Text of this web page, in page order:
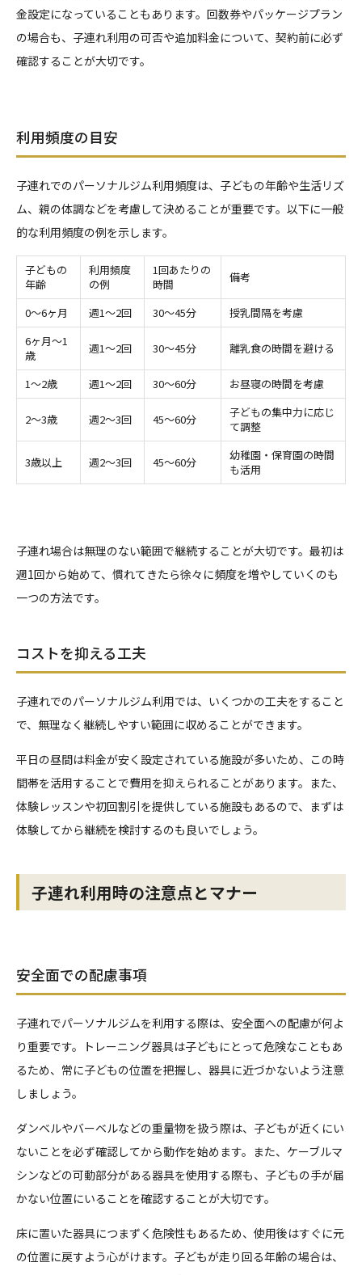
金設定になっていることもあります。回数券やパッケージプラン
の場合も、子連れ利用の可否や追加料金について、契約前に必ず
確認することが大切です。
利用頻度の目安
子連れでのパーソナルジム利用頻度は、子どもの年齢や生活リズ
ム、親の体調などを考慮して決めることが重要です。以下に一般
的な利用頻度の例を示します。
子どもの
年齢
利用頻度
の例
1回あたりの
時間
備考
0～6ヶ月 週1～2回 30～45分
授乳間隔を考慮
6ヶ月～1
歳
週1～2回 30～45分 離乳食の時間を避ける
1～2歳 週1～2回 30～60分 お昼寝の時間を考慮
2～3歳 週2～3回 45～60分
子どもの集中力に応じ
て調整
3歳以上 週2～3回 45～60分
幼稚園・保育園の時間
も活用
子連れ場合は無理のない範囲で継続することが大切です。最初は
週1回から始めて、慣れてきたら徐々に頻度を増やしていくのも
一つの方法です。
コストを抑える工夫
子連れでのパーソナルジム利用では、いくつかの工夫をすること
で、無理なく継続しやすい範囲に収めることができます。
平日の昼間は料金が安く設定されている施設が多いため、この時
間帯を活用することで費用を抑えられることがあります。また、
体験レッスンや初回割引を提供している施設もあるので、まずは
体験してから継続を検討するのも良いでしょう。
子連れ利用時の注意点とマナー
安全面での配慮事項
子連れでパーソナルジムを利用する際は、安全面への配慮が何よ
り重要です。トレーニング器具は子どもにとって危険なこともあ
るため、常に子どもの位置を把握し、器具に近づかないよう注意
しましょう。
ダンベルやバーベルなどの重量物を扱う際は、子どもが近くにい
ないことを必ず確認してから動作を始めます。また、ケーブルマ
シンなどの可動部分がある器具を使用する際も、子どもの手が届
かない位置にいることを確認することが大切です。
床に置いた器具につまずく危険性もあるため、使用後はすぐに元
の位置に戻すよう心がけます。子どもが走り回る年齢の場合は、